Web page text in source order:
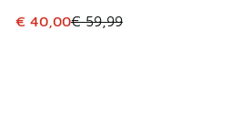
Cet article est en promotion.
€ 40,00€ 59,99